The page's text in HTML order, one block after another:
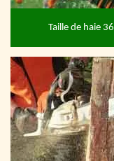
Taille de haie 36